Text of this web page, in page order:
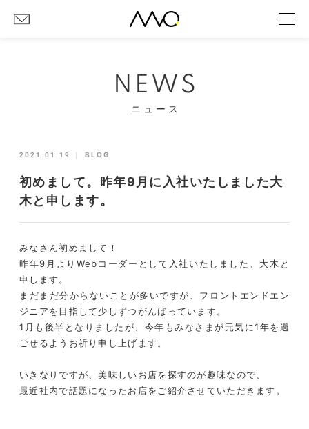
NEWS
ニュース
2021.01.19 ｜ BLOG
初めまして。昨年9月に入社いたしました大
木と申します。
みなさん初めまして！
昨年9月よりWebコーダーとして入社いたしました、大木と
申します。
まだまだ分からないことが多いですが、フロントエンドエン
ジニアを目指して少しずつがんばっています。
1月も後半となりましたが、今年もみなさまが元気に1年を過
ごせるようお祈り申し上げます。
いきなりですが、美味しいお店を探すのが趣味なので、
最近社内で話題になったお店をご紹介させていただきます。